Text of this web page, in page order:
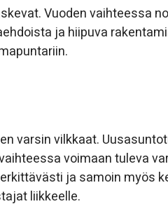
Vuoden vaihteessa
ja hiipuva
varsin vilkkaat.
voimaan tuleva
ja samoin myös
liikkeelle.